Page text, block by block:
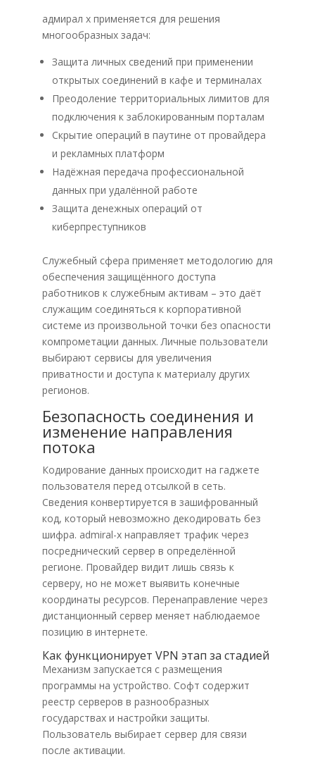
адмирал х применяется для решения
многообразных задач:
Защита личных сведений при применении
открытых соединений в кафе и терминалах
Преодоление территориальных лимитов для
подключения к заблокированным порталам
Скрытие операций в паутине от провайдера
и рекламных платформ
Надёжная передача профессиональной
данных при удалённой работе
Защита денежных операций от
киберпреступников
Служебный сфера применяет методологию для
обеспечения защищённого доступа
работников к служебным активам – это даёт
служащим соединяться к корпоративной
системе из произвольной точки без опасности
компрометации данных. Личные пользователи
выбирают сервисы для увеличения
приватности и доступа к материалу других
регионов.
Безопасность соединения и
изменение направления
потока
Кодирование данных происходит на гаджете
пользователя перед отсылкой в сеть.
Сведения конвертируется в зашифрованный
код, который невозможно декодировать без
шифра. admiral-x направляет трафик через
посреднический сервер в определённой
регионе. Провайдер видит лишь связь к
серверу, но не может выявить конечные
координаты ресурсов. Перенаправление через
дистанционный сервер меняет наблюдаемое
позицию в интернете.
Как функционирует VPN этап за стадией
Механизм запускается с размещения
программы на устройство. Софт содержит
реестр серверов в разнообразных
государствах и настройки защиты.
Пользователь выбирает сервер для связи
после активации.